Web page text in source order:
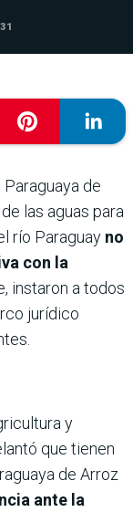
de
las aguas para
río Paraguay no
con la
instaron a todos
jurídico
y
que tienen
de Arroz
ante la